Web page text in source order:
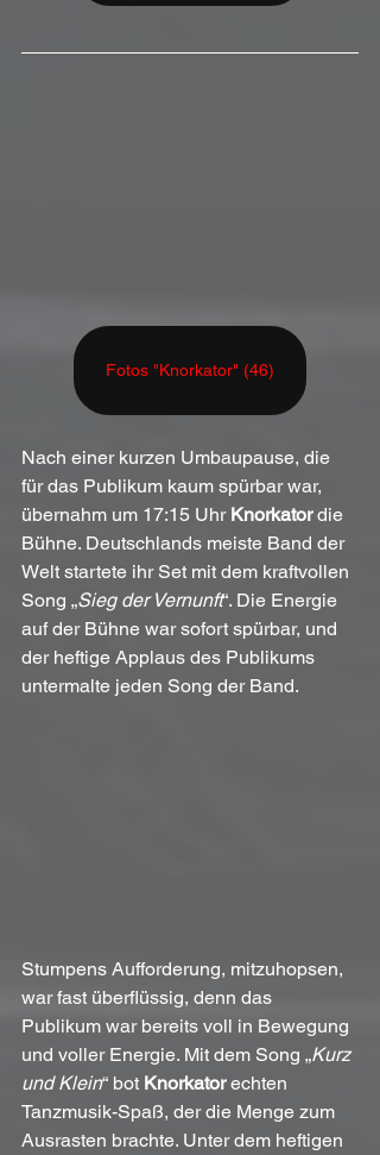
Fotos "Knorkator" (46)
Nach einer kurzen Umbaupause, die
für das Publikum kaum spürbar war,
übernahm um 17:15 Uhr Knorkator die
Bühne. Deutschlands meiste Band der
Welt startete ihr Set mit dem kraftvollen
Song „Sieg der Vernunft“. Die Energie
auf der Bühne war sofort spürbar, und
der heftige Applaus des Publikums
untermalte jeden Song der Band.
Stumpens Aufforderung, mitzuhopsen,
war fast überflüssig, denn das
Publikum war bereits voll in Bewegung
und voller Energie. Mit dem Song „Kurz
und Klein“ bot Knorkator echten
Tanzmusik-Spaß, der die Menge zum
Ausrasten brachte. Unter dem heftigen